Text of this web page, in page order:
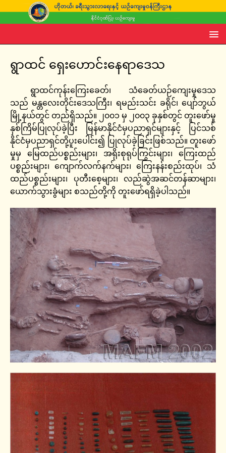
ရွာထင် ရှေးဟောင်းနေရာဒေသ
ရွာထင်ကုန်းကြေးခေတ်၊ သံခေတ်ယဉ်ကျေးမှုဒေသ
သည် မန္တလေးတိုင်းဒေသကြီး၊ ရမည်းသင်း ခရိုင်၊ ပျော်ဘွယ်
မြို့နယ်တွင် တည်ရှိသည်။ ၂၀၀၁ မှ ၂၀၀၃ ခုနှစ်တွင် တူးဖော်မှု
နှစ်ကြိမ်ပြုလုပ်ခဲ့ပြီး မြန်မာနိုင်ငံမှပညာရှင်များနှင့် ပြင်သစ်
နိုင်ငံမှပညာရှင်တို့ပူးပေါင်း၍ ပြုလုပ်ခဲ့ခြင်းဖြစ်သည်။ တူးဖော်
မှုမှ မြေထည်ပစ္စည်းများ၊ အရိုးစုရုပ်ကြွင်းများ၊ ကြေးထည်
ပစ္စည်းများ၊ ကျောက်လက်နက်များ၊ ကြေးနန်းစည်းထုပ်၊ သံ
ထည်ပစ္စည်းများ၊ ပုတီးစေ့များ၊ လည်ဆွဲအဆင်တန်ဆာများ၊
ယောက်သွားခွံများ စသည်တို့ကို တူးဖော်ရရှိခဲ့ပါသည်။